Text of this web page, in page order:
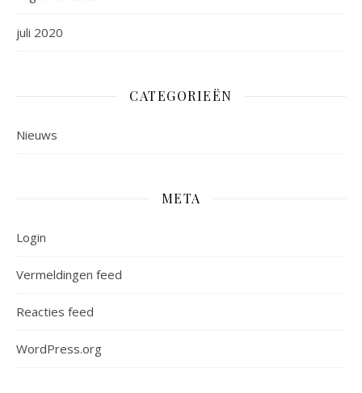
juli 2020
CATEGORIEËN
Nieuws
META
Login
Vermeldingen feed
Reacties feed
WordPress.org